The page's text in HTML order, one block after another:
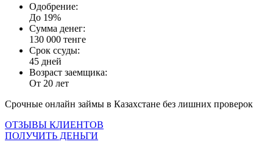
Одобрение:
До 19%
Сумма денег:
130 000 тенге
Срок ссуды:
45 дней
Возраст заемщика:
От 20 лет
Срочные онлайн займы в Казахстане без лишних проверок
ОТЗЫВЫ КЛИЕНТОВ
ПОЛУЧИТЬ ДЕНЬГИ